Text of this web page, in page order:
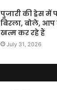
पुजारी की ड्रेस
बिरला, बोले, आप
खत्म कर रहे हैं
July 31, 2026